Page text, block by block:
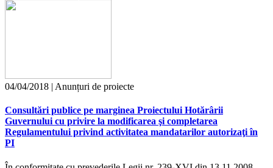
04/04/2018 | Anunțuri de proiecte
Consultări publice pe marginea Proiectului Hotărârii
Guvernului cu privire la modificarea şi completarea
Regulamentului privind activitatea mandatarilor autorizaţi în
PI